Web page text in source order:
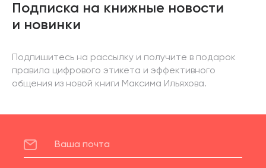
Подписка на книжные новости
и новинки
Подпишитесь на рассылку и получите в подарок
правила цифрового этикета и эффективного
общения из новой книги Максима Ильяхова.